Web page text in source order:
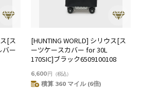
[ス
バー
[HUNTING WORLD] シリウス[ス
ーツケースカバー for 30L
170SIC]ブラック6509100108
6,600円 （税込）
積算 360 マイル (6倍)